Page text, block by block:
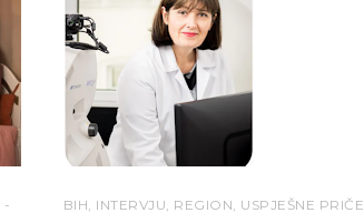
BIH, INTERVJU, REGION, USPJEŠNE PRIČE